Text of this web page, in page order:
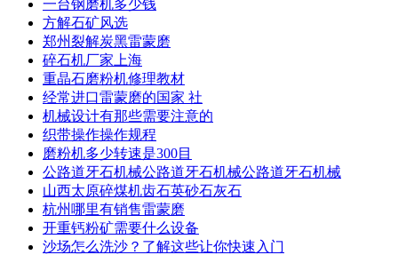
一台钢磨机多少钱
方解石矿风选
郑州裂解炭黑雷蒙磨
碎石机厂家上海
重晶石磨粉机修理教材
经常进口雷蒙磨的国家 社
机械设计有那些需要注意的
织带操作操作规程
磨粉机多少转速是300目
公路道牙石机械公路道牙石机械公路道牙石机械
山西太原碎煤机齿石英砂石灰石
杭州哪里有销售雷蒙磨
开重钙粉矿需要什么设备
沙场怎么洗沙？了解这些让你快速入门